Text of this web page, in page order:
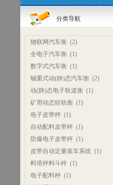
分类导航
物联网汽车衡(2)
全电子汽车衡(1)
数字式汽车衡(1)
轴重式动(静)态汽车衡(2)
动(静)态电子轨道衡(1)
矿用动态轻轨衡(1)
电子皮带秤(1)
自动配料皮带秤(1)
防爆电子皮带秤(1)
皮带自动定量装车系统(1)
料塔秤料斗秤(1)
电子配料秤(1)